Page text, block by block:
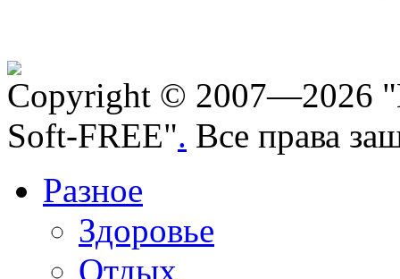
Copyright © 2007—2026
Soft-FREE". Все права
Разное
Здоровье
Отдых